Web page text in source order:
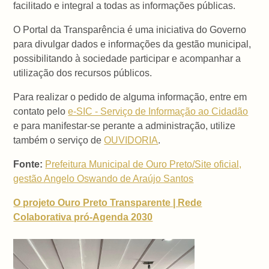
facilitado e integral a todas as informações públicas.
O Portal da Transparência é uma iniciativa do Governo
para divulgar dados e informações da gestão municipal,
possibilitando à sociedade participar e acompanhar a
utilização dos recursos públicos.
Para realizar o pedido de alguma informação, entre em
contato peloe-SIC - Serviço de Informação ao Cidadão
e para manifestar-se perante a administração, utilize
também o serviço deOUVIDORIA.
Fonte: Prefeitura Municipal de Ouro Preto/Site oficial,
gestão Angelo Oswando de Araújo Santos
O projeto Ouro Preto Transparente | Rede
Colaborativa pró-Agenda 2030